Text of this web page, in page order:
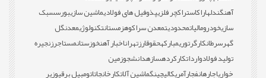
آهنگندلهاراکاستراکچر فلزیپذوفیل های فولادیماشین سازیبورسسبک
سازیخودرومالیاتمحدودیتمعدن سراکوهزمستانتکنولوژیمعدنگل
گهرسرطانکارگرتوریمبارکهحقوقارزتهراناخبار آهنخوزستانمستاجرزنجیره
تولید فولادوارداتکارکردهسازهدانشجوزمین
خواریاجارهانفجارآمریکالیچینگماشین آلاتکارخانجاتاتومبیل برقیوزیر